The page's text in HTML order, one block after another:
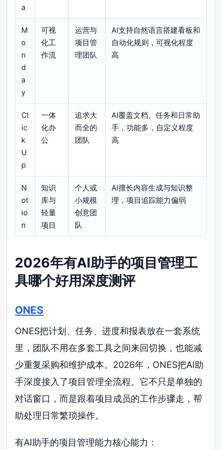
a
M
o
n
d
a
y
可视
化工
作流
运营与
项目管
理团队
AI支持自然语言搭建看板和
自动化规则，可视化程度
高
Cl
ic
k
U
p
一体
化办
公
追求大
而全的
团队
AI覆盖文档、任务和日常助
手，功能多，自定义程度
高
N
ot
io
n
知识
库与
轻量
项目
个人或
小规模
创意团
队
AI擅长内容生成与知识整
理，项目追踪能力偏弱
2026年有AI助手的项目管理工
具哪个好用深度测评
ONES
ONES把计划、任务、进度和报表放在一套系统
里，团队不用在多套工具之间来回切换，也能减
少重复采购和维护成本。2026年，ONES把AI助
手深度接入了项目管理全流程。它不只是单独的
对话窗口，而是跟着项目成员的工作步骤走，帮
助处理日常繁琐操作。
有AI助手的项目管理能力核心能力：